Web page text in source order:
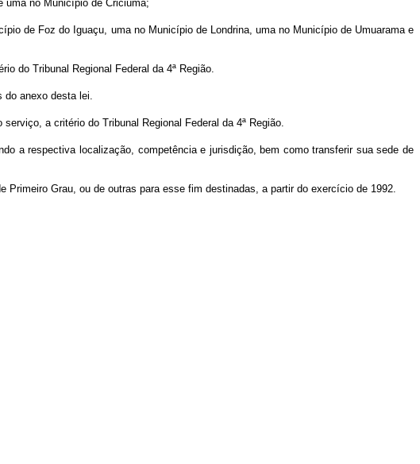
uma no Município de Criciúma;
de Foz do Iguaçu, uma no Município de Londrina, uma no Município de Umuarama e
do Tribunal Regional Federal da 4ª Região.
do anexo desta lei.
a critério do Tribunal Regional Federal da 4ª Região.
a respectiva localização, competência e jurisdição, bem como transferir sua sede de
Grau, ou de outras para esse fim destinadas, a partir do exercício de 1992.